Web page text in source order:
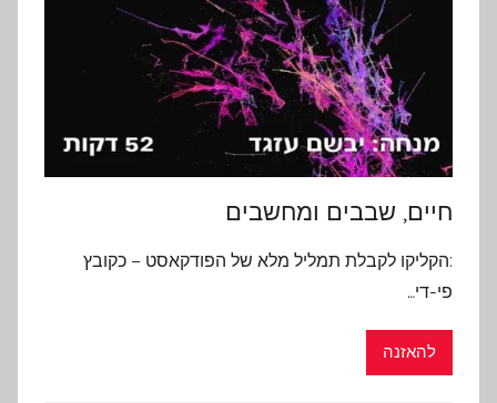
חיים, שבבים ומחשבים
:הקליקו לקבלת תמליל מלא של הפודקאסט – כקובץ
פי-די…
להאזנה